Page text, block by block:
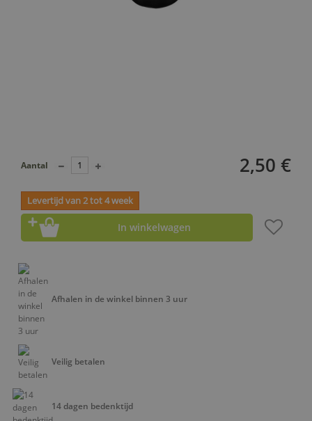
2,50 €
Aantal
Levertijd van 2 tot 4 week
In winkelwagen
Afhalen in de winkel binnen 3 uur
Veilig betalen
14 dagen bedenktijd